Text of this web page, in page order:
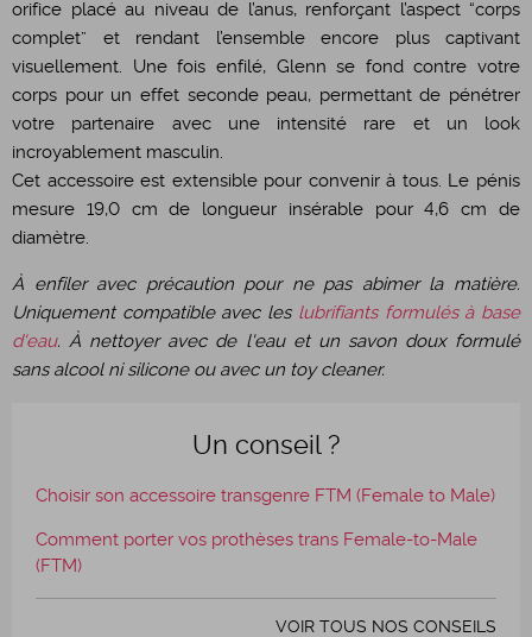
orifice placé au niveau de l’anus, renforçant l’aspect “corps
complet” et rendant l’ensemble encore plus captivant
visuellement. Une fois enfilé, Glenn se fond contre votre
corps pour un effet seconde peau, permettant de pénétrer
votre partenaire avec une intensité rare et un look
incroyablement masculin.
Cet accessoire est extensible pour convenir à tous. Le pénis
mesure 19,0 cm de longueur insérable pour 4,6 cm de
diamètre.
À enfiler avec précaution pour ne pas abimer la matière.
Uniquement compatible avec les lubrifiants formulés à base
d'eau. À nettoyer avec de l'eau et un savon doux formulé
sans alcool ni silicone ou avec un toy cleaner.
Un conseil ?
Choisir son accessoire transgenre FTM (Female to Male)
Comment porter vos prothèses trans Female-to-Male
(FTM)
VOIR TOUS NOS CONSEILS